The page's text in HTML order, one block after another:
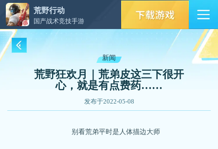
新闻
荒野狂欢月｜荒弟皮这三下很开
心，就是有点费药……
发布于2022-05-08
别看荒弟平时是人体描边大师
荒野行动
国产战术竞技手游